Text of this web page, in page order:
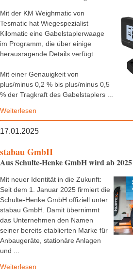
Mit der KM Weighmatic von
Tesmatic hat Wiegespezialist
Kilomatic eine Gabelstaplerwaage
im Programm, die über einige
herausragende Details verfügt.
Mit einer Genauigkeit von
plus/minus 0,2 % bis plus/minus 0,5
% der Tragkraft des Gabelstaplers ...
Weiterlesen
17.01.2025
stabau GmbH
Aus Schulte-Henke GmbH wird ab
Mit neuer Identität in die Zukunft:
Seit dem 1. Januar 2025 firmiert die
Schulte-Henke GmbH offiziell unter
stabau GmbH. Damit übernimmt
das Unternehmen den Namen
seiner bereits etablierten Marke für
Anbaugeräte, stationäre Anlagen
und ...
Weiterlesen